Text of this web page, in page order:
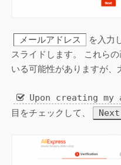
メールアドレス
を入力
スライドします。 これら
いる可能性がありますが、
Upon creating
目をチェックして、
Next